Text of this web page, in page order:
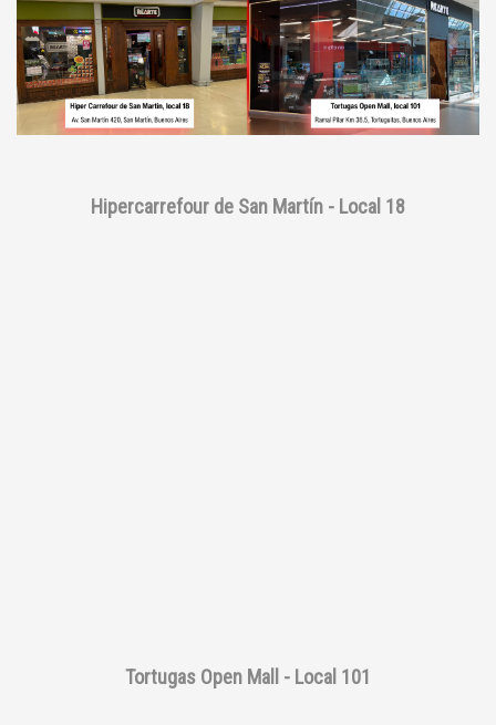
Hipercarrefour de San Martín - Local 18
Tortugas Open Mall - Local 101